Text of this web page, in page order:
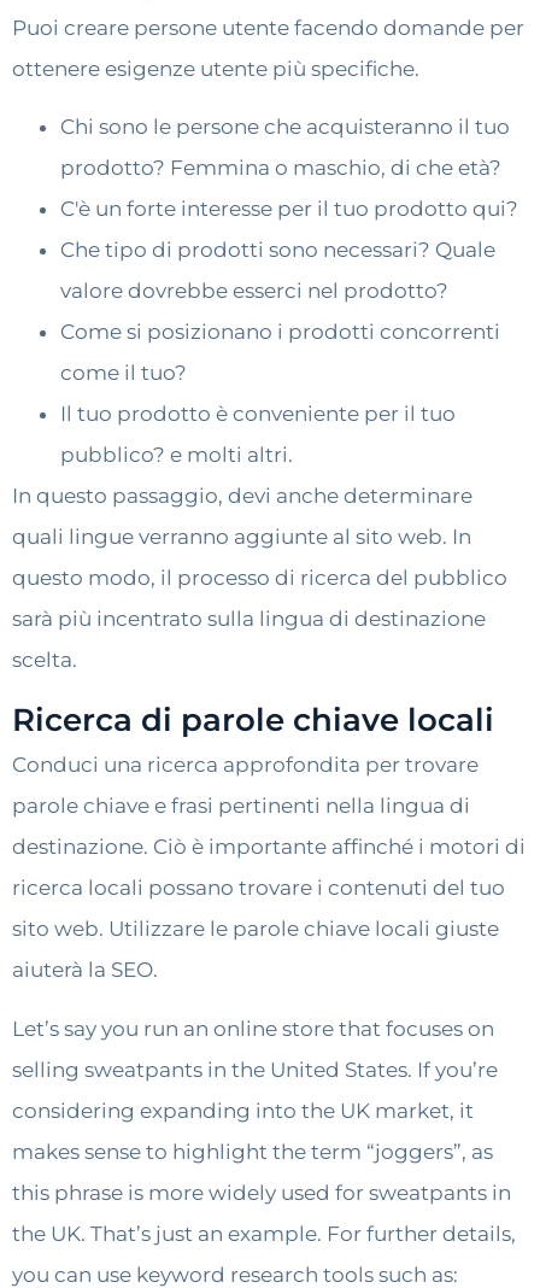
Puoi creare persone utente facendo domande per
ottenere esigenze utente più specifiche.
Chi sono le persone che acquisteranno il tuo
prodotto? Femmina o maschio, di che età?
C'è un forte interesse per il tuo prodotto qui?
Che tipo di prodotti sono necessari? Quale
valore dovrebbe esserci nel prodotto?
Come si posizionano i prodotti concorrenti
come il tuo?
Il tuo prodotto è conveniente per il tuo
pubblico? e molti altri.
In questo passaggio, devi anche determinare
quali lingue verranno aggiunte al sito web. In
questo modo, il processo di ricerca del pubblico
sarà più incentrato sulla lingua di destinazione
scelta.
Ricerca di parole chiave locali
Conduci una ricerca approfondita per trovare
parole chiave e frasi pertinenti nella lingua di
destinazione. Ciò è importante affinché i motori di
ricerca locali possano trovare i contenuti del tuo
sito web. Utilizzare le parole chiave locali giuste
aiuterà la SEO.
Let’s say you run an online store that focuses on
selling sweatpants in the United States. If you’re
considering expanding into the UK market, it
makes sense to highlight the term “joggers”, as
this phrase is more widely used for sweatpants in
the UK. That’s just an example. For further details,
you can use keyword research tools such as: